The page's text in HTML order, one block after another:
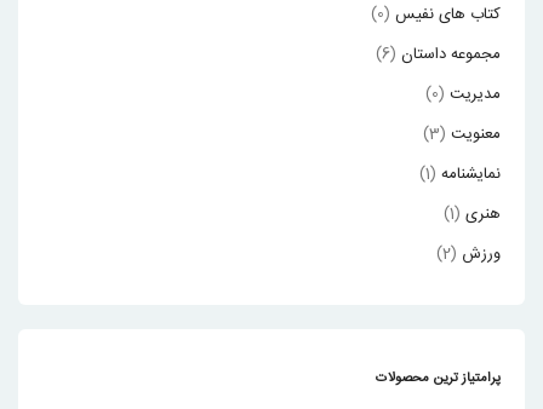
کتاب های نفیس (0)
مجموعه داستان (6)
مدیریت (0)
معنویت (3)
نمایشنامه (1)
هنری (1)
ورزش (2)
پرامتیاز ترین محصولات